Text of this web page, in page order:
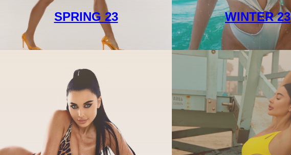
SPRING 23 WINTER 23